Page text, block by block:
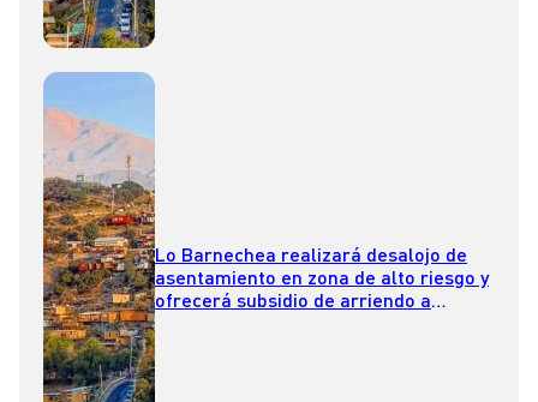
Lo Barnechea realizará desalojo de
asentamiento en zona de alto riesgo y
ofrecerá subsidio de arriendo a